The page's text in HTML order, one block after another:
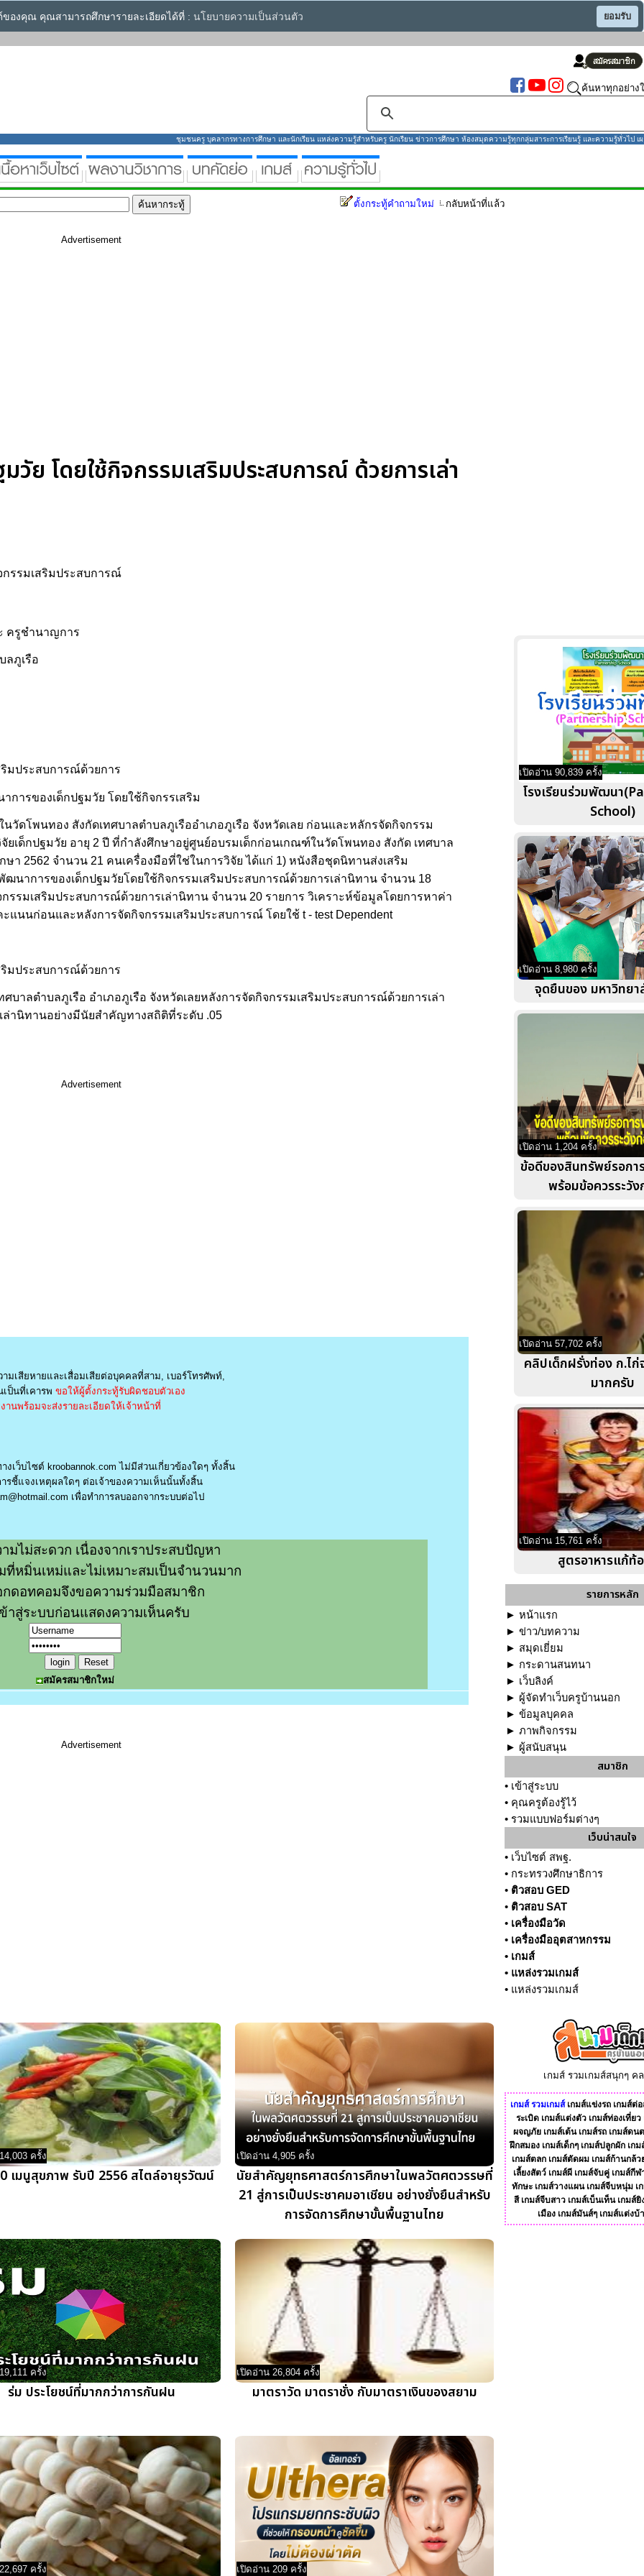
องคุณ คุณสามารถศึกษารายละเอียดได้ที่ : นโยบายความเป็นส่วนตัว ยอมรับ
ค้นหาทุกอย่าง
ชุมชนครู บุคลากรทางการศึกษา และนักเรียน แหล่งความรู้สำหรับครู นักเรียน ข่าวการศึกษา ห้องสมุดความรู้ทุกกลุ่มสาระการเรียนรู้ และความรู้ทั่วไป เ
ตั้งกระทู้คำถามใหม่ กลับหน้าที่แล้ว
Advertisement
ย โดยใช้กิจกรรมเสริมประสบการณ์ ด้วยการเล่า
กรรมเสริมประสบการณ์
ครูชำนาญการ
ลภูเรือ
มประสบการณ์ด้วยการ
การของเด็กปฐมวัย โดยใช้กิจกรรเสริม
ดโพนทอง สังกัดเทศบาลตำบลภูเรืออำเภอภูเรือ จังหวัดเลย ก่อนและหลักรจัดกิจกรรม
เด็กปฐมวัย อายุ 2 ปี ที่กำลังศึกษาอยู่ศูนย์อบรมเด็กก่อนเกณฑ์ในวัดโพนทอง สังกัด เทศบาล
ษา 2562 จำนวน 21 คนเครื่องมือที่ใช่ในการวิจัย ได้แก่ 1) หนังสือชุดนิทานส่งเสริม
นาการของเด็กปฐมวัยโดยใช้กิจกรรมเสริมประสบการณ์ด้วยการเล่านิทาน จำนวน 18
รมเสริมประสบการณ์ด้วยการเล่านิทาน จำนวน 20 รายการ วิเคราะห์ข้อมูลโดยการหาค่า
ะแนนก่อนและหลังการจัดกิจกรรมเสริมประสบการณ์ โดยใช้ t - test Dependent
มประสบการณ์ด้วยการ
าลตำบลภูเรือ อำเภอภูเรือ จังหวัดเลยหลังการจัดกิจกรรมเสริมประสบการณ์ด้วยการเล่า
านิทานอย่างมีนัยสำคัญทางสถิติที่ระดับ .05
Advertisement
เสียหายและเสื่อมเสียต่อบุคคลที่สาม, เบอร์โทรศัพท์,
ป็นที่เคารพ ขอให้ผู้ตั้งกระทู้รับผิดชอบตัวเอง
นพร้อมจะส่งรายละเอียดให้เจ้าหน้าที่
เว็บไซต์ kroobannok.com ไม่มีส่วนเกี่ยวข้องใดๆ ทั้งสิ้น
ชี้แจงเหตุผลใดๆ ต่อเจ้าของความเห็นนั้นทั้งสิ้น
เพื่อทำการลบออกจากระบบต่อไป
มไม่สะดวก เนื่องจากเราประสบปัญหา
หมิ่นเหม่และไม่เหมาะสมเป็นจำนวนมาก
ดอทคอมจึงขอความร่วมมือสมาชิก
าสู่ระบบก่อนแสดงความเห็นครับ
สมัครสมาชิกใหม่
Advertisement
ครั้ง
เมนูสุขภาพ รับปี 2556 สไตล์อายุรวัฒน์
เปิดอ่าน 4,905 ครั้ง
นัยสำคัญยุทธศาสตร์การศึกษาในพลวัตศตวรรษที่
21 สู่การเป็นประชาคมอาเชียน อย่างยั่งยืนสำหรับ
การจัดการศึกษาขั้นพื้นฐานไทย
ครั้ง
ร่ม ประโยชน์ที่มากกว่าการกันฝน
เปิดอ่าน 26,804 ครั้ง
มาตราวัด มาตราชั่ง กับมาตราเงินของสยาม
ครั้ง เปิดอ่าน 209 ครั้ง
เปิดอ่าน 90,839 ครั้ง
โรงเรียนร่วมพัฒนา
School)
เปิดอ่าน 8,980 ครั้ง
จุดยืนของ มหาวิทย
เปิดอ่าน 1,204 ครั้ง
ข้อดีของสินทรัพย์รอกา
พร้อมข้อควรระวั
เปิดอ่าน 57,702 ครั้ง
คลิปเด็กฝรั่งท่อง ก.ไ
มากครับ
เปิดอ่าน 15,761 ครั้ง
สูตรอาหารแก้ท้
รายการหลัก
► หน้าแรก
► ข่าว/บทความ
► สมุดเยี่ยม
► กระดานสนทนา
► เว็บลิงค์
► ผู้จัดทำเว็บครูบ้านนอก
► ข้อมูลบุคคล
► ภาพกิจกรรม
► ผู้สนับสนุน
สมาชิก
• เข้าสู่ระบบ
• คุณครูต้องรู้ไว้
• รวมแบบฟอร์มต่างๆ
เว็บน่าสนใจ
• เว็บไซต์ สพฐ.
• กระทรวงศึกษาธิการ
• ติวสอบ GED
• ติวสอบ SAT
• เครื่องมือวัด
• เครื่องมืออุตสาหกรรม
• เกมส์
• แหล่งรวมเกมส์
• แหล่งรวมเกมส์
เกมส์ รวมเกมส์สนุกๆ ค
เกมส์ รวมเกมส์ เกมส์แข่งรถ เกมส์ต่อ
ระเบิด เกมส์แต่งตัว เกมส์ท่องเที่ยว
ผจญภัย เกมส์เต้น เกมส์รถ เกมส์ดน
ฝึกสมอง เกมส์เด็กๆ เกมส์ปลูกผัก เก
เกมส์ตลก เกมส์ตัดผม เกมส์ก้านกล้ว
เลี้ยงสัตว์ เกมส์ผี เกมส์จับคู่ เกมส์กีฬ
ทักษะ เกมส์วางแผน เกมส์จีบหนุ่ม เ
สี เกมส์จีบสาว เกมส์เบ็นเท็น เกมส์ยิ
เมือง เกมส์มันส์ๆ เกมส์แต่งบ้